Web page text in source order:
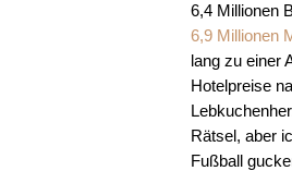
6,4 Millionen
6,9 Millionen
lang zu einer
Hotelpreise
Rätsel, aber
Fußball